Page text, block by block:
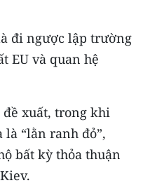
đi ngược lập trường
EU và quan hệ
xuất, trong khi
là “lằn ranh đỏ”,
bất kỳ thỏa thuận